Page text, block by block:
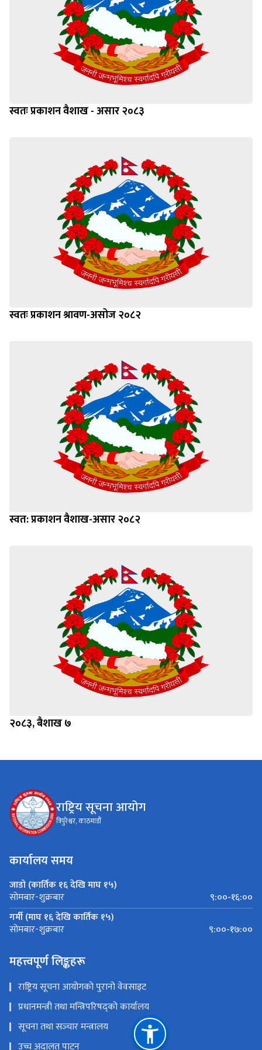
स्वतः प्रकाशन वैशाख - असार २०८३
स्वतः प्रकाशन श्रावण-असोज २०८२
स्वत: प्रकाशन वैशाख-असार २०८२
२०८३, बैशाख ७
राष्ट्रिय सूचना आयोग
त्रिपुरेश्वर, काठमाडौं
कार्यालय समय
जाडो (कार्तिक १६ देखि माघ १५)
सोमबार-शुक्रबार
९:००-१६:००
गर्मी (माघ १६ देखि कार्तिक १५)
सोमबार-शुक्रबार ९:००-१७:००
महत्त्वपूर्ण लिङ्कहरू
राष्ट्रिय सूचना आयोगको पुरानो वेवसाइट
प्रधानमन्त्री तथा मन्त्रिपरिषद्को कार्यालय
सूचना तथा सञ्‍चार मन्त्रालय
उच्च अदालत पाटन